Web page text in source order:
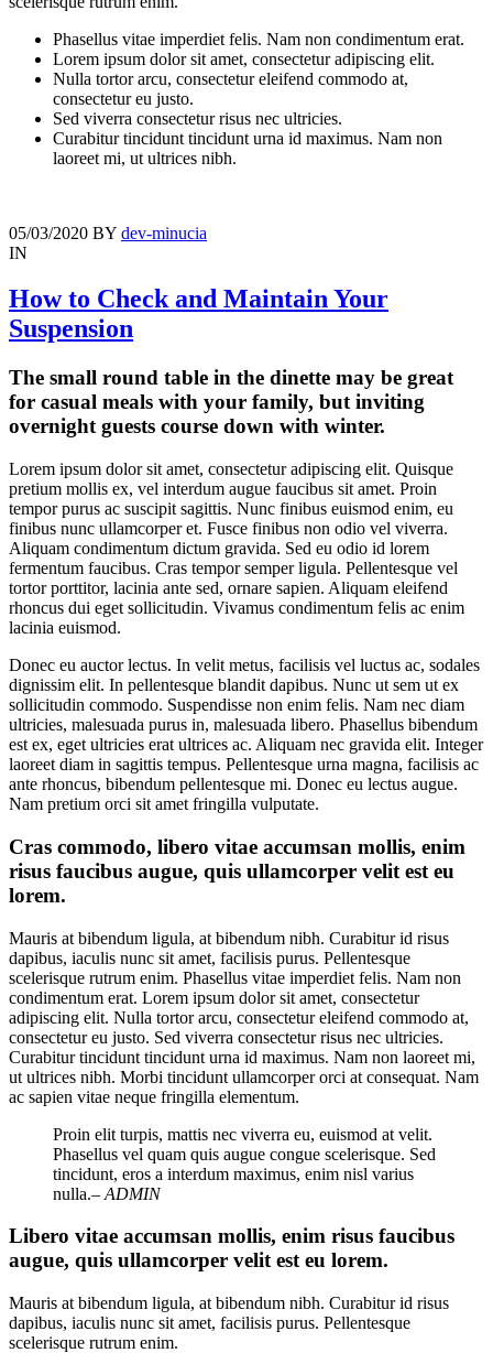
Phasellus vitae imperdiet felis. Nam non condimentum erat.
Lorem ipsum dolor sit amet, consectetur adipiscing elit.
Nulla tortor arcu, consectetur eleifend commodo at,
consectetur eu justo.
Sed viverra consectetur risus nec ultricies.
Curabitur tincidunt tincidunt urna id maximus. Nam non
laoreet mi, ut ultrices nibh.
05/03/2020 BY dev-minucia
IN
How to Check and Maintain Your
Suspension
The small round table in the dinette may be great
for casual meals with your family, but inviting
overnight guests course down with winter.
Lorem ipsum dolor sit amet, consectetur adipiscing elit. Quisque
pretium mollis ex, vel interdum augue faucibus sit amet. Proin
tempor purus ac suscipit sagittis. Nunc finibus euismod enim, eu
finibus nunc ullamcorper et. Fusce finibus non odio vel viverra.
Aliquam condimentum dictum gravida. Sed eu odio id lorem
fermentum faucibus. Cras tempor semper ligula. Pellentesque vel
tortor porttitor, lacinia ante sed, ornare sapien. Aliquam eleifend
rhoncus dui eget sollicitudin. Vivamus condimentum felis ac enim
lacinia euismod.
Donec eu auctor lectus. In velit metus, facilisis vel luctus ac, sodales
dignissim elit. In pellentesque blandit dapibus. Nunc ut sem ut ex
sollicitudin commodo. Suspendisse non enim felis. Nam nec diam
ultricies, malesuada purus in, malesuada libero. Phasellus bibendum
est ex, eget ultricies erat ultrices ac. Aliquam nec gravida elit. Integer
laoreet diam in sagittis tempus. Pellentesque urna magna, facilisis ac
ante rhoncus, bibendum pellentesque mi. Donec eu lectus augue.
Nam pretium orci sit amet fringilla vulputate.
Cras commodo, libero vitae accumsan mollis, enim
risus faucibus augue, quis ullamcorper velit est eu
lorem.
Mauris at bibendum ligula, at bibendum nibh. Curabitur id risus
dapibus, iaculis nunc sit amet, facilisis purus. Pellentesque
scelerisque rutrum enim. Phasellus vitae imperdiet felis. Nam non
condimentum erat. Lorem ipsum dolor sit amet, consectetur
adipiscing elit. Nulla tortor arcu, consectetur eleifend commodo at,
consectetur eu justo. Sed viverra consectetur risus nec ultricies.
Curabitur tincidunt tincidunt urna id maximus. Nam non laoreet mi,
ut ultrices nibh. Morbi tincidunt ullamcorper orci at consequat. Nam
ac sapien vitae neque fringilla elementum.
Proin elit turpis, mattis nec viverra eu, euismod at velit.
Phasellus vel quam quis augue congue scelerisque. Sed
tincidunt, eros a interdum maximus, enim nisl varius
nulla.– ADMIN
Libero vitae accumsan mollis, enim risus faucibus
augue, quis ullamcorper velit est eu lorem.
Mauris at bibendum ligula, at bibendum nibh. Curabitur id risus
dapibus, iaculis nunc sit amet, facilisis purus. Pellentesque
scelerisque rutrum enim.